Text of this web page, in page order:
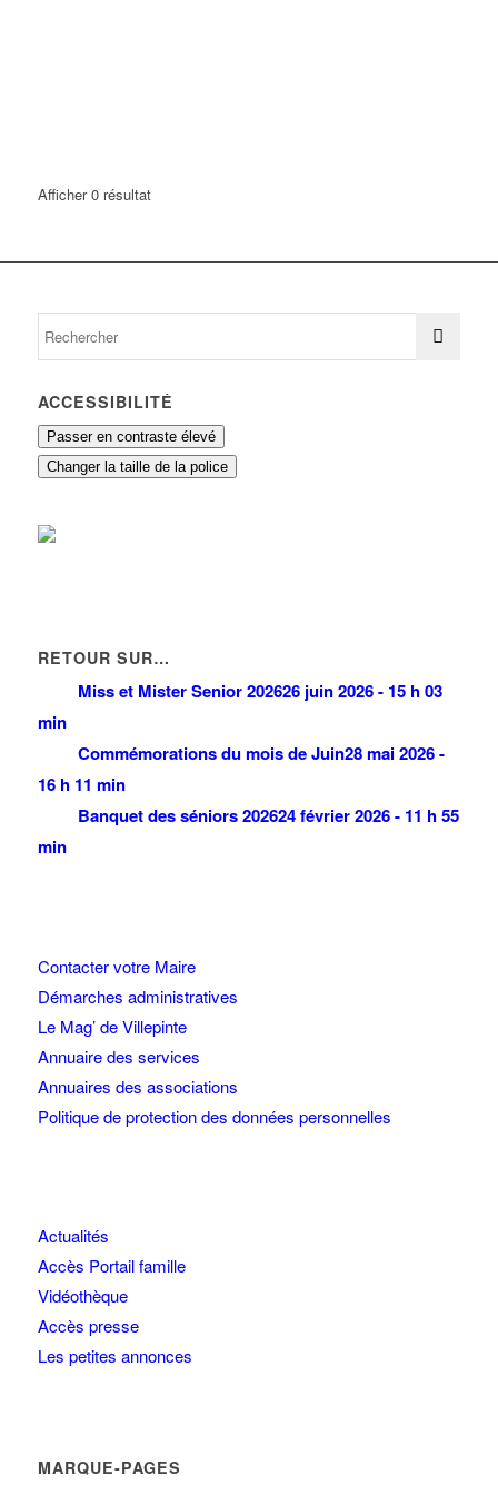
Afficher 0 résultat
ACCESSIBILITÉ
Passer en contraste élevé
Changer la taille de la police
RETOUR SUR…
Miss et Mister Senior 202626 juin 2026 - 15 h 03
min
Commémorations du mois de Juin28 mai 2026 -
16 h 11 min
Banquet des séniors 202624 février 2026 - 11 h 55
min
Contacter votre Maire
Démarches administratives
Le Mag’ de Villepinte
Annuaire des services
Annuaires des associations
Politique de protection des données personnelles
Actualités
Accès Portail famille
Vidéothèque
Accès presse
Les petites annonces
MARQUE-PAGES